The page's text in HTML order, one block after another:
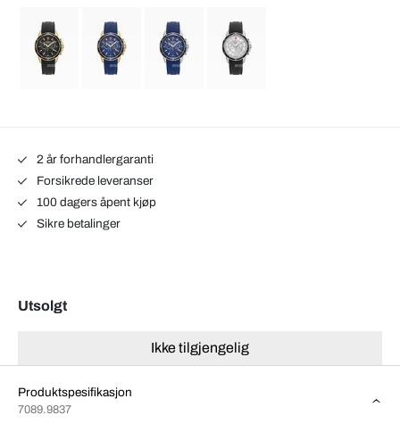
2 år forhandlergaranti
Forsikrede leveranser
100 dagers åpent kjøp
Sikre betalinger
Utsolgt
Ikke tilgjengelig
Produktspesifikasjon
7089.9837